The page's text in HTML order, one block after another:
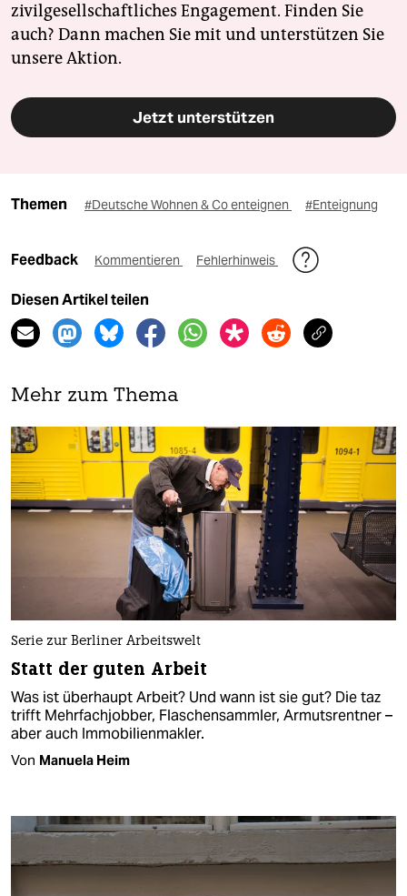
zivilgesellschaftliches Engagement. Finden Sie
auch? Dann machen Sie mit und unterstützen Sie
unsere Aktion.
Jetzt unterstützen
Themen #Deutsche Wohnen & Co enteignen #Enteignung
Feedback Kommentieren Fehlerhinweis
Diesen Artikel teilen
Mehr zum Thema
Serie zur Berliner Arbeitswelt
Statt der guten Arbeit
Was ist überhaupt Arbeit? Und wann ist sie gut? Die taz
trifft Mehrfachjobber, Flaschensammler, Armutsrentner –
aber auch Immobilienmakler.
Von Manuela Heim